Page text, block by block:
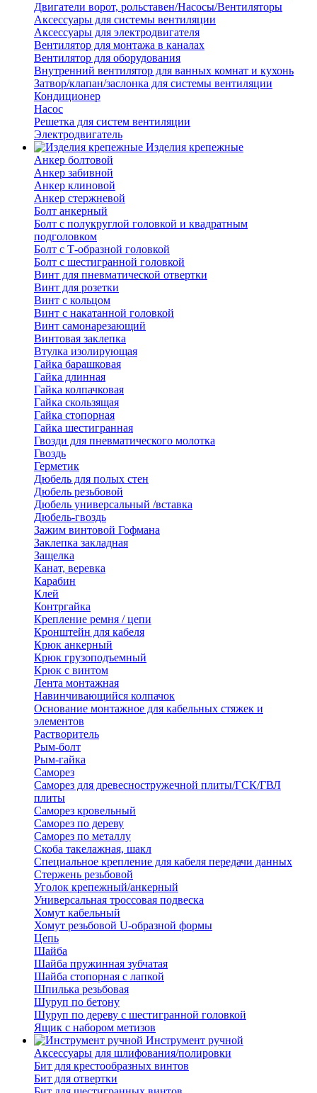
Двигатели ворот, рольставен/Насосы/Вентиляторы
Аксессуары для системы вентиляции
Аксессуары для электродвигателя
Вентилятор для монтажа в каналах
Вентилятор для оборудования
Внутренний вентилятор для ванных комнат и кухонь
Затвор/клапан/заслонка для системы вентиляции
Кондиционер
Насос
Решетка для систем вентиляции
Электродвигатель
Изделия крепежные
Анкер болтовой
Анкер забивной
Анкер клиновой
Анкер стержневой
Болт анкерный
Болт с полукруглой головкой и квадратным
подголовком
Болт с Т-образной головкой
Болт с шестигранной головкой
Винт для пневматической отвертки
Винт для розетки
Винт с кольцом
Винт с накатанной головкой
Винт самонарезающий
Винтовая заклепка
Втулка изолирующая
Гайка барашковая
Гайка длинная
Гайка колпачковая
Гайка скользящая
Гайка стопорная
Гайка шестигранная
Гвозди для пневматического молотка
Гвоздь
Герметик
Дюбель для полых стен
Дюбель резьбовой
Дюбель универсальный /вставка
Дюбель-гвоздь
Зажим винтовой Гофмана
Заклепка закладная
Защелка
Канат, веревка
Карабин
Клей
Контргайка
Крепление ремня / цепи
Кронштейн для кабеля
Крюк анкерный
Крюк грузоподъемный
Крюк с винтом
Лента монтажная
Навинчивающийся колпачок
Основание монтажное для кабельных стяжек и
элементов
Растворитель
Рым-болт
Рым-гайка
Саморез
Саморез для древесностружечной плиты/ГСК/ГВЛ
плиты
Саморез кровельный
Саморез по дереву
Саморез по металлу
Скоба такелажная, шакл
Специальное крепление для кабеля передачи данных
Стержень резьбовой
Уголок крепежный/анкерный
Универсальная троссовая подвеска
Хомут кабельный
Хомут резьбовой U-образной формы
Цепь
Шайба
Шайба пружинная зубчатая
Шайба стопорная с лапкой
Шпилька резьбовая
Шуруп по бетону
Шуруп по дереву с шестигранной головкой
Ящик с набором метизов
Инструмент ручной
Аксессуары для шлифования/полировки
Бит для крестообразных винтов
Бит для отвертки